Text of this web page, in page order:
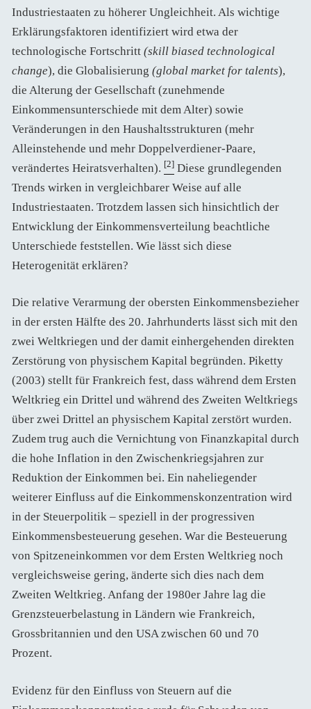
Industriestaaten zu höherer Ungleichheit. Als wichtige
Erklärungsfaktoren identifiziert wird etwa der
technologische Fortschritt (skill biased technological
change), die Globalisierung (global market for talents),
die Alterung der Gesellschaft (zunehmende
Einkommensunterschiede mit dem Alter) sowie
Veränderungen in den Haushaltsstrukturen (mehr
Alleinstehende und mehr Doppelverdiener-Paare,
verändertes Heiratsverhalten). [2] Diese grundlegenden
Trends wirken in vergleichbarer Weise auf alle
Industriestaaten. Trotzdem lassen sich hinsichtlich der
Entwicklung der Einkommensverteilung beachtliche
Unterschiede feststellen. Wie lässt sich diese
Heterogenität erklären?
Die relative Verarmung der obersten Einkommensbezieher
in der ersten Hälfte des 20. Jahrhunderts lässt sich mit den
zwei Weltkriegen und der damit einhergehenden direkten
Zerstörung von physischem Kapital begründen. Piketty
(2003) stellt für Frankreich fest, dass während dem Ersten
Weltkrieg ein Drittel und während des Zweiten Weltkriegs
über zwei Drittel an physischem Kapital zerstört wurden.
Zudem trug auch die Vernichtung von Finanzkapital durch
die hohe Inflation in den Zwischenkriegsjahren zur
Reduktion der Einkommen bei. Ein naheliegender
weiterer Einfluss auf die Einkommenskonzentration wird
in der Steuerpolitik – speziell in der progressiven
Einkommensbesteuerung gesehen. War die Besteuerung
von Spitzeneinkommen vor dem Ersten Weltkrieg noch
vergleichsweise gering, änderte sich dies nach dem
Zweiten Weltkrieg. Anfang der 1980er Jahre lag die
Grenzsteuerbelastung in Ländern wie Frankreich,
Grossbritannien und den USA zwischen 60 und 70
Prozent.
Evidenz für den Einfluss von Steuern auf die